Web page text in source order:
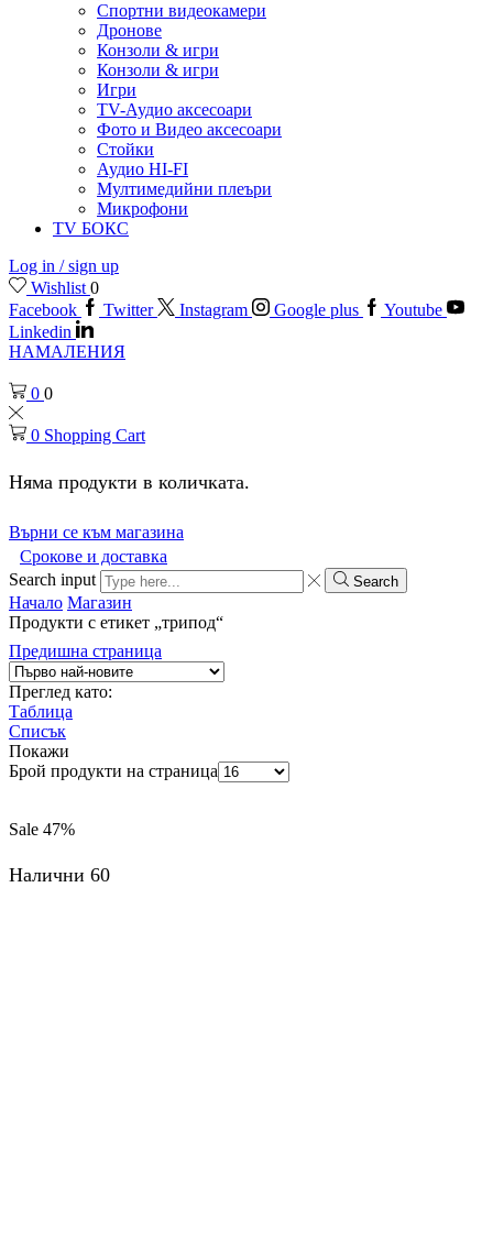
Спортни видеокамери
Дронове
Конзоли & игри
Конзоли & игри
Игри
TV-Аудио аксесоари
Фото и Видео аксесоари
Стойки
Аудио HI-FI
Мултимедийни плеъри
Микрофони
TV БОКС
Log in / sign up
Wishlist 0
Facebook
Twitter Instagram Google plus
Youtube
Linkedin
НАМАЛЕНИЯ
0 0
0 Shopping Cart
Няма продукти в количката.
Върни се към магазина
Срокове и доставка
Search input
Search
Начало Магазин
Продукти с етикет „трипод“
Предишна страница
Преглед като:
Таблица
Списък
Покажи
Брой продукти на страница
Sale 47%
Налични 60